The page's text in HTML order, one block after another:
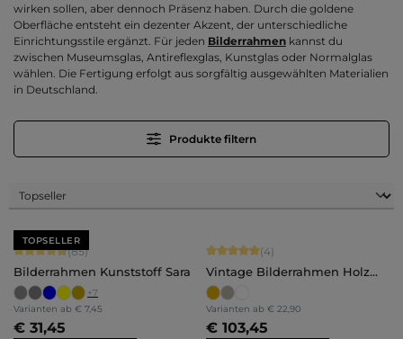
wirken sollen, aber dennoch Präsenz haben. Durch die goldene
Oberfläche entsteht ein dezenter Akzent, der unterschiedliche
Einrichtungsstile ergänzt. Für jeden Bilderrahmen kannst du
zwischen Museumsglas, Antireflexglas, Kunstglas oder Normalglas
wählen. Die Fertigung erfolgt aus sorgfältig ausgewählten Materialien
in Deutschland.
Produkte filtern
TOPSELLER
Durchschnittliche Bewertung von 4.71 von 5 Sternen
(85)
Bilderrahmen Kunststoff Sara
+7
Varianten ab € 7,45
€ 31,45
Durchschnittliche Bewertung von 5
(4)
Vintage Bilderrahmen Holz
Lysann
Varianten ab € 22,90
€ 103,45